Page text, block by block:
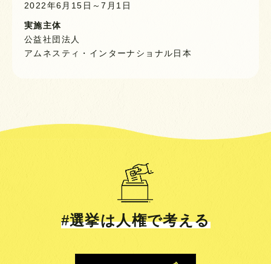
2022年6月15日～7月1日
実施主体
公益社団法人
アムネスティ・インターナショナル日本
#選挙は人権で考える